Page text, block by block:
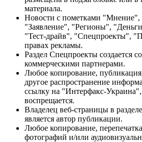
материала.
Новости с пометками "Мнение",
"Заявление", "Регионы",
"Тест-драйв", "Спецпроекты",
правах рекламы.
Раздел Спецпроекты создается
коммерческими партнерами.
Любое копирование,
другое распространение
ссылку на "Интерфакс-
воспрещается.
Владелец веб-страницы в
является автор публикации.
Любое копирование,
фотографий и/или